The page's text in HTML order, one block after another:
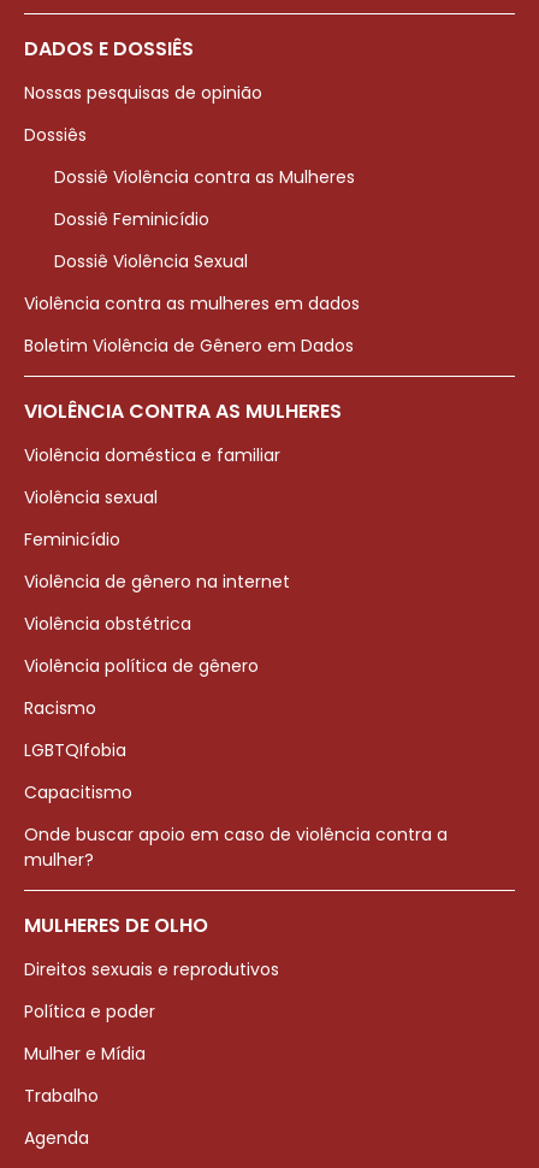
DADOS E DOSSIÊS
Nossas pesquisas de opinião
Dossiês
Dossiê Violência contra as Mulheres
Dossiê Feminicídio
Dossiê Violência Sexual
Violência contra as mulheres em dados
Boletim Violência de Gênero em Dados
VIOLÊNCIA CONTRA AS MULHERES
Violência doméstica e familiar
Violência sexual
Feminicídio
Violência de gênero na internet
Violência obstétrica
Violência política de gênero
Racismo
LGBTQIfobia
Capacitismo
Onde buscar apoio em caso de violência contra a
mulher?
MULHERES DE OLHO
Direitos sexuais e reprodutivos
Política e poder
Mulher e Mídia
Trabalho
Agenda